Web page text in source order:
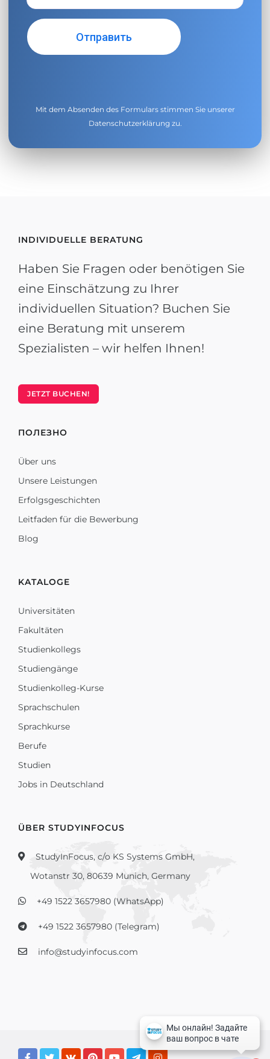
Mit dem Absenden des Formulars stimmen Sie unserer
Datenschutzerklärung zu.
INDIVIDUELLE BERATUNG
Haben Sie Fragen oder benötigen Sie
eine Einschätzung zu Ihrer
individuellen Situation? Buchen Sie
eine Beratung mit unserem
Spezialisten – wir helfen Ihnen!
JETZT BUCHEN!
ПОЛЕЗНО
Über uns
Unsere Leistungen
Erfolgsgeschichten
Leitfaden für die Bewerbung
Blog
KATALOGE
Universitäten
Fakultäten
Studienkollegs
Studiengänge
Studienkolleg-Kurse
Sprachschulen
Sprachkurse
Berufe
Studien
Jobs in Deutschland
ÜBER STUDYINFOCUS
StudyInFocus, c/o KS Systems GmbH,
Wotanstr 30, 80639 Munich, Germany
+49 1522 3657980 (WhatsApp)
+49 1522 3657980 (Telegram)
info@studyinfocus.com